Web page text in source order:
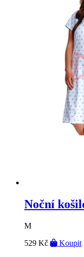
Noční
M
529 Kč
Koupit